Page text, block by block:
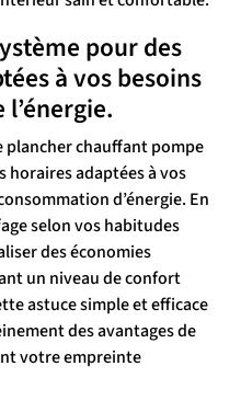
pour des
à vos besoins
plancher chauffant pompe
horaires adaptées à vos
d’énergie. En
selon vos habitudes
des économies
un niveau de confort
astuce simple et efficace
des avantages de
votre empreinte